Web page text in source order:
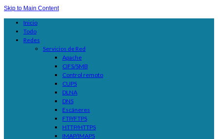
Skip to Main Content
Inicio
Todo
Redes
Servicios de Red
Apache
CIFS/SMB
Control remoto
CUPS
DLNA
DNS
Escáneres
FTP/FTPS
HTTP/HTTPS
IMAP/IMAPS